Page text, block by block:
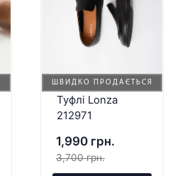
ШВИДКО ПРОДАЄТЬСЯ
Туфлі Lonza
212971
1,990 грн.
3,700 грн.